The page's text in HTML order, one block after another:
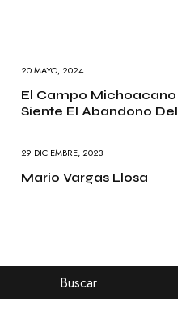
20 MAYO, 2024
El Campo Michoacano
Siente El Abandono Del
29 DICIEMBRE, 2023
Mario Vargas Llosa
Buscar